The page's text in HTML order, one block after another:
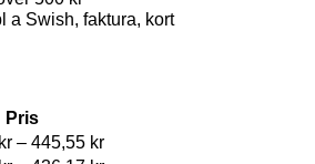
a Swish, faktura, kort
Pris
kr – 445,55 krPrice